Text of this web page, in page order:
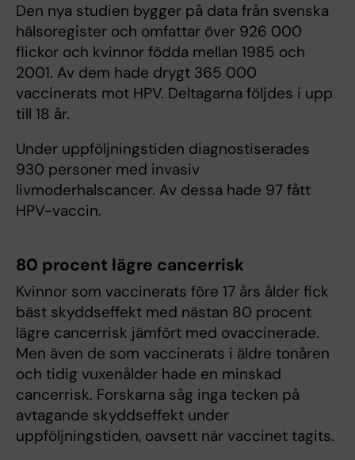
Den nya studien bygger på data från svenska
hälsoregister och omfattar över 926 000
flickor och kvinnor födda mellan 1985 och
2001. Av dem hade drygt 365 000
vaccinerats mot HPV. Deltagarna följdes i upp
till 18 år.
Under uppföljningstiden diagnostiserades
930 personer med invasiv
livmoderhalscancer. Av dessa hade 97 fått
HPV-vaccin.
80 procent lägre cancerrisk
Kvinnor som vaccinerats före 17 års ålder fick
bäst skyddseffekt med nästan 80 procent
lägre cancerrisk jämfört med ovaccinerade.
Men även de som vaccinerats i äldre tonåren
och tidig vuxenålder hade en minskad
cancerrisk. Forskarna såg inga tecken på
avtagande skyddseffekt under
uppföljningstiden, oavsett när vaccinet tagits.